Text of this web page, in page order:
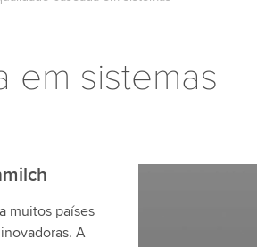
em sistemas
muitos países
A